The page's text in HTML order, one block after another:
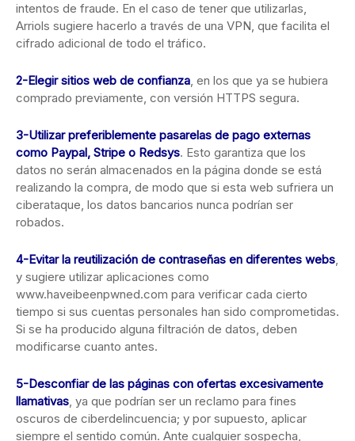
intentos de fraude. En el caso de tener que utilizarlas,
Arriols sugiere hacerlo a través de una VPN, que facilita el
cifrado adicional de todo el tráfico.
2-Elegir sitios web de confianza, en los que ya se hubiera
comprado previamente, con versión HTTPS segura.
3-Utilizar preferiblemente pasarelas de pago externas
como Paypal, Stripe o Redsys. Esto garantiza que los
datos no serán almacenados en la página donde se está
realizando la compra, de modo que si esta web sufriera un
ciberataque, los datos bancarios nunca podrían ser
robados.
4-Evitar la reutilización de contraseñas en diferentes webs,
y sugiere utilizar aplicaciones como
www.haveibeenpwned.com para verificar cada cierto
tiempo si sus cuentas personales han sido comprometidas.
Si se ha producido alguna filtración de datos, deben
modificarse cuanto antes.
5-Desconfiar de las páginas con ofertas excesivamente
llamativas, ya que podrían ser un reclamo para fines
oscuros de ciberdelincuencia; y por supuesto, aplicar
siempre el sentido común. Ante cualquier sospecha,